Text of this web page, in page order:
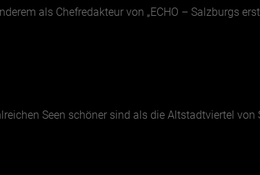
als Chefredakteur von „ECHO – Salzburgs
Seen schöner sind als die Altstadtviertel von